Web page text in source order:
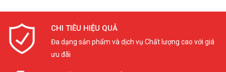
CHI TIÊU HIỆU QUẢ
Đa dạng sản phẩm và dịch vụ Chất lượng cao với giá
ưu đãi